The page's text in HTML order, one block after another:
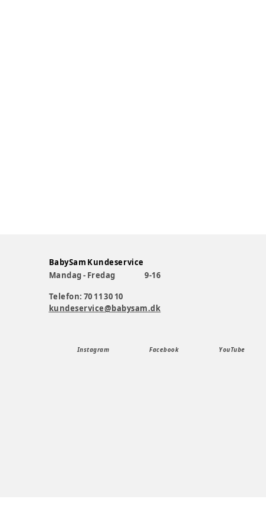
BabySam Kundeservice
Mandag - Fredag
9-16
Telefon: 70 11 30 10
kundeservice@babysam.dk
Instagram Facebook YouTube